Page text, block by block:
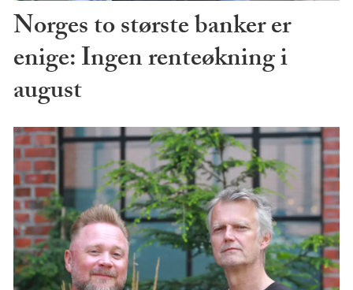
Norges to største banker er
enige: Ingen renteøkning i
august